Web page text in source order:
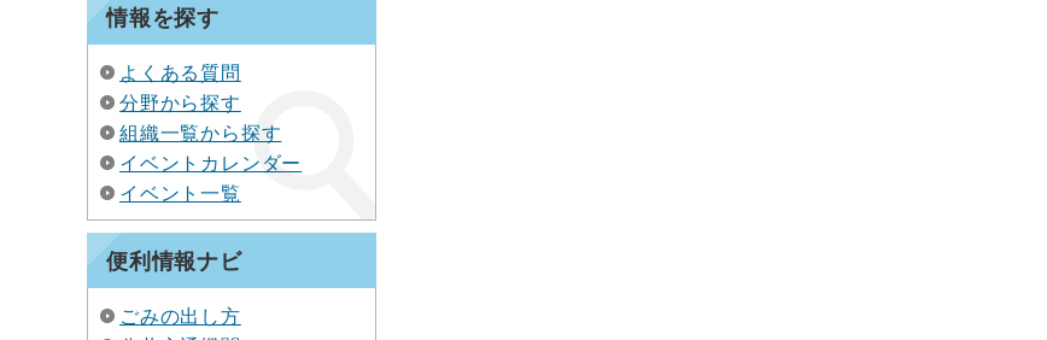
情報を探す
よくある質問
分野から探す
組織一覧から探す
イベントカレンダー
イベント一覧
便利情報ナビ
ごみの出し方